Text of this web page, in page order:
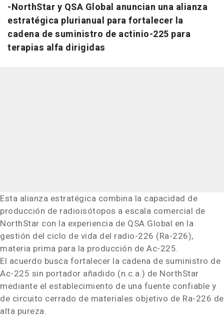
-NorthStar y QSA Global anuncian una alianza
estratégica plurianual para fortalecer la
cadena de suministro de actinio-225 para
terapias alfa dirigidas
Esta alianza estratégica combina la capacidad de
producción de radioisótopos a escala comercial de
NorthStar con la experiencia de QSA Global en la
gestión del ciclo de vida del radio-226 (Ra-226),
materia prima para la producción de Ac-225.
El acuerdo busca fortalecer la cadena de suministro de
Ac-225 sin portador añadido (n.c.a.) de NorthStar
mediante el establecimiento de una fuente confiable y
de circuito cerrado de materiales objetivo de Ra-226 de
alta pureza.